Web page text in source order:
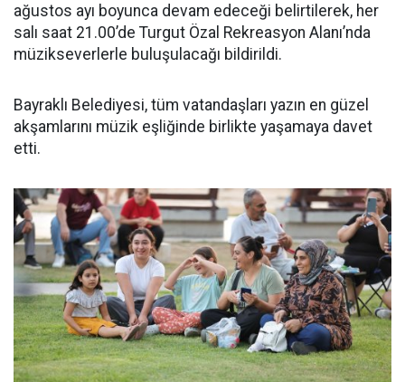
ağustos ayı boyunca devam edeceği belirtilerek, her
salı saat 21.00’de Turgut Özal Rekreasyon Alanı’nda
müzikseverlerle buluşulacağı bildirildi.
Bayraklı Belediyesi, tüm vatandaşları yazın en güzel
akşamlarını müzik eşliğinde birlikte yaşamaya davet
etti.